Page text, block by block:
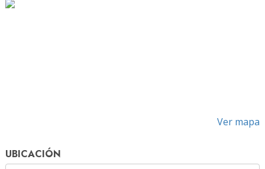
Ver mapa
UBICACIÓN